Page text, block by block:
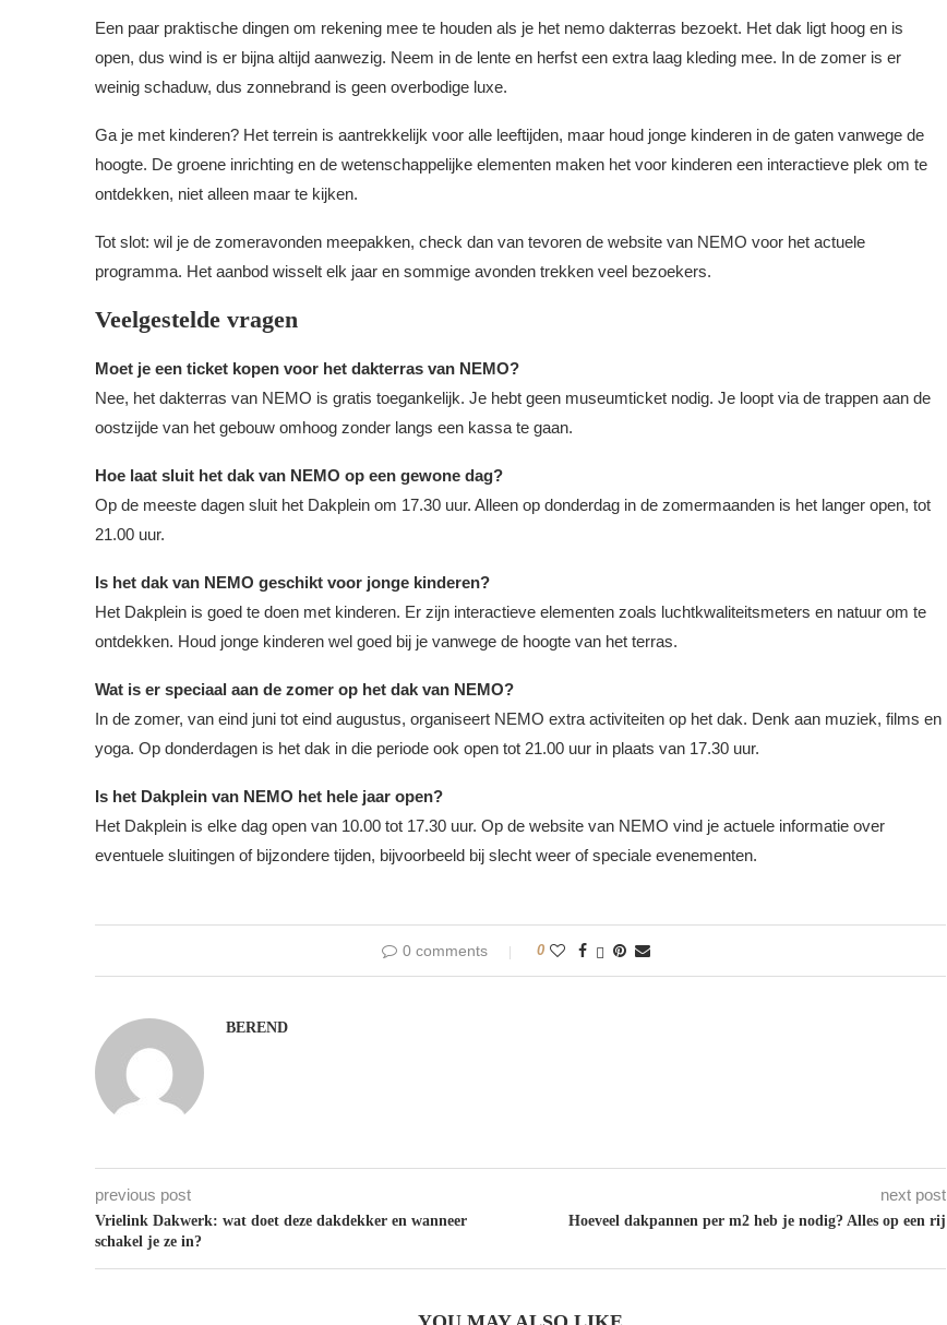
Een paar praktische dingen om rekening mee te houden als je het nemo dakterras bezoekt. Het dak ligt hoog en is
open, dus wind is er bijna altijd aanwezig. Neem in de lente en herfst een extra laag kleding mee. In de zomer is er
weinig schaduw, dus zonnebrand is geen overbodige luxe.
Ga je met kinderen? Het terrein is aantrekkelijk voor alle leeftijden, maar houd jonge kinderen in de gaten vanwege de
hoogte. De groene inrichting en de wetenschappelijke elementen maken het voor kinderen een interactieve plek om te
ontdekken, niet alleen maar te kijken.
Tot slot: wil je de zomeravonden meepakken, check dan van tevoren de website van NEMO voor het actuele
programma. Het aanbod wisselt elk jaar en sommige avonden trekken veel bezoekers.
Veelgestelde vragen
Moet je een ticket kopen voor het dakterras van NEMO?
Nee, het dakterras van NEMO is gratis toegankelijk. Je hebt geen museumticket nodig. Je loopt via de trappen aan de
oostzijde van het gebouw omhoog zonder langs een kassa te gaan.
Hoe laat sluit het dak van NEMO op een gewone dag?
Op de meeste dagen sluit het Dakplein om 17.30 uur. Alleen op donderdag in de zomermaanden is het langer open, tot
21.00 uur.
Is het dak van NEMO geschikt voor jonge kinderen?
Het Dakplein is goed te doen met kinderen. Er zijn interactieve elementen zoals luchtkwaliteitsmeters en natuur om te
ontdekken. Houd jonge kinderen wel goed bij je vanwege de hoogte van het terras.
Wat is er speciaal aan de zomer op het dak van NEMO?
In de zomer, van eind juni tot eind augustus, organiseert NEMO extra activiteiten op het dak. Denk aan muziek, films en
yoga. Op donderdagen is het dak in die periode ook open tot 21.00 uur in plaats van 17.30 uur.
Is het Dakplein van NEMO het hele jaar open?
Het Dakplein is elke dag open van 10.00 tot 17.30 uur. Op de website van NEMO vind je actuele informatie over
eventuele sluitingen of bijzondere tijden, bijvoorbeeld bij slecht weer of speciale evenementen.
0 comments 0
BEREND
previous post
Vrielink Dakwerk: wat doet deze dakdekker en wanneer
schakel je ze in?
next post
Hoeveel dakpannen per m2 heb je nodig? Alles op een rij